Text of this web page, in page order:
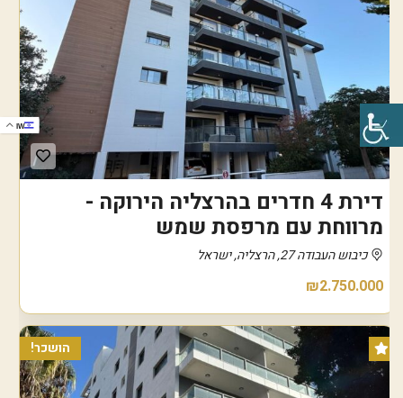
דירת 4 חדרים בהרצליה הירוקה -
מרווחת עם מרפסת שמש
כיבוש העבודה 27, הרצליה, ישראל
₪2.750.000
הושכר!
IW